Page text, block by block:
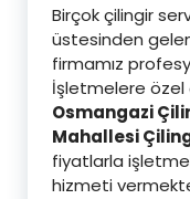
Birçok çilingir
üstesinden
firmamız
İşletmelere özel
Osmangazi
Mahallesi
fiyatlarla
hizmeti